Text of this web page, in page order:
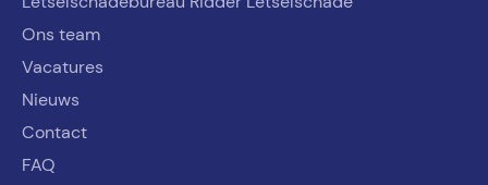
Ons team
Vacatures
Nieuws
Contact
FAQ